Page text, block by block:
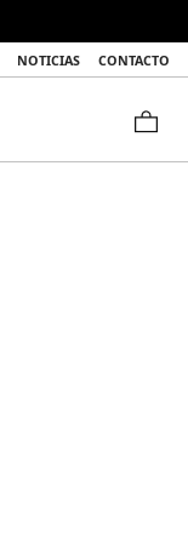
NOTICIAS CONTACTO